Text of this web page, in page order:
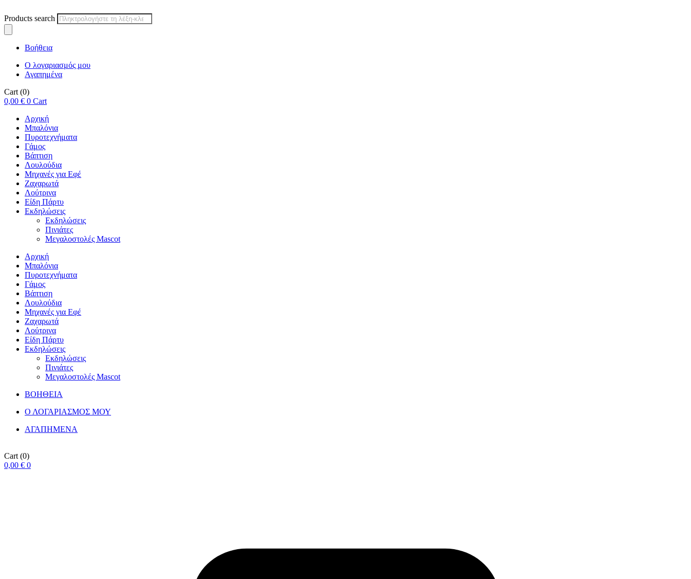
Products search
Βοήθεια
Ο λογαριασμός μου
Αγαπημένα
Cart (0)
0,00 € 0 Cart
Αρχική
Μπαλόνια
Πυροτεχνήματα
Γάμος
Βάπτιση
Λουλούδια
Μηχανές για Εφέ
Ζαχαρωτά
Λούτρινα
Είδη Πάρτυ
Εκδηλώσεις
Εκδηλώσεις
Πινιάτες
Μεγαλοστολές Mascot
Αρχική
Μπαλόνια
Πυροτεχνήματα
Γάμος
Βάπτιση
Λουλούδια
Μηχανές για Εφέ
Ζαχαρωτά
Λούτρινα
Είδη Πάρτυ
Εκδηλώσεις
Εκδηλώσεις
Πινιάτες
Μεγαλοστολές Mascot
ΒΟΗΘΕΙΑ
Ο ΛΟΓΑΡΙΑΣΜΟΣ ΜΟΥ
ΑΓΑΠΗΜΕΝΑ
Cart (0)
0,00 € 0